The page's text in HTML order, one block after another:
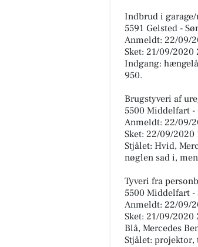
Indbrud i
5591 Gelsted -
Anmeldt: 22/09/
Sket: 21/09/
Indgang:
950.
Brugstyveri af
5500 Middelfart -
Anmeldt: 22/09/
Sket: 22/09/2020
Stjålet: Hvid,
nøglen sad i,
Tyveri fra
5500 Middelfart -
Anmeldt: 22/09/
Sket: 21/09/
Blå, Mercedes
Stjålet: projektor,